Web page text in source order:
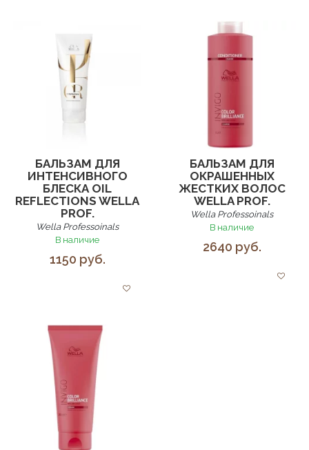
БАЛЬЗАМ ДЛЯ
ИНТЕНСИВНОГО
БЛЕСКА OIL
REFLECTIONS WELLA
PROF.
Wella Professoinals
В наличие
1150 руб.
БАЛЬЗАМ ДЛЯ
ОКРАШЕННЫХ
ЖЕСТКИХ ВОЛОС
WELLA PROF.
Wella Professoinals
В наличие
2640 руб.